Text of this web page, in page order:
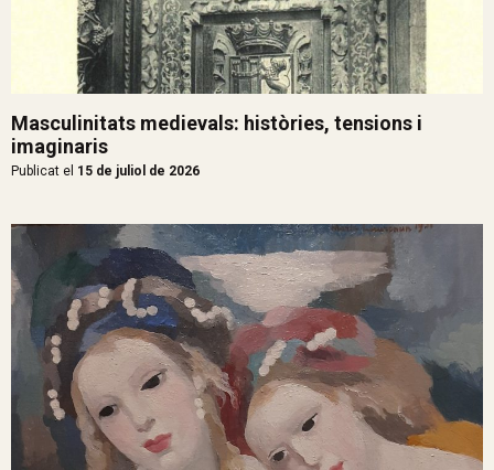
Masculinitats medievals: històries, tensions i
imaginaris
Publicat el 15 de juliol de 2026